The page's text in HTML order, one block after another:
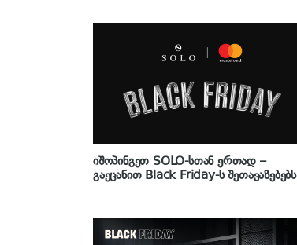
იშოპინგეთ SOLO-სთან ერთად –
გაეცანით Black Friday-ს შეთავაზებებს